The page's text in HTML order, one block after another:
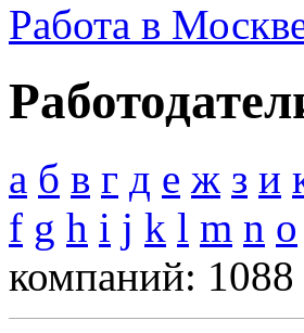
Работа в
а б в г д е ж з и
f g h i j k l m n o
компаний: